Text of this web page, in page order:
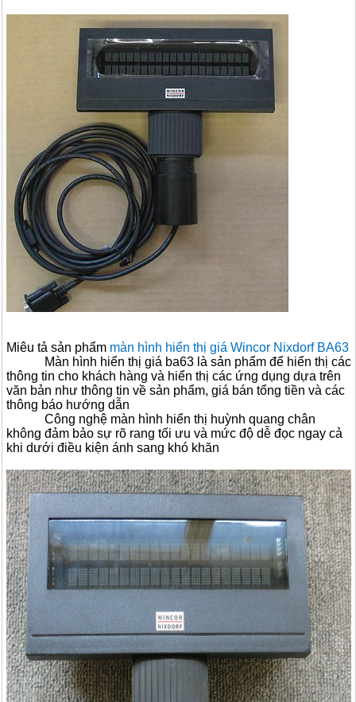
Miêu tả sản phẩm màn hình hiển thị giá Wincor Nixdorf BA63
Màn hình hiển thị giá ba63 là sản phẩm để hiển thị các
thông tin cho khách hàng và hiển thị các ứng dụng dựa trên
văn bản như thông tin về sản phẩm, giá bán tổng tiền và các
thông báo hướng dẫn
Công nghệ màn hình hiển thị huỳnh quang chân
không đảm bảo sự rõ rang tối ưu và mức độ dễ đọc ngay cả
khi dưới điều kiện ánh sang khó khăn